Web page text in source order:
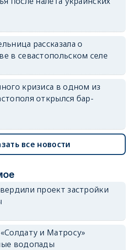
рассказала о
в севастопольском селе
кризиса в одном из
открылся бар-
все новости
проект застройки
и Матросу»
водопады